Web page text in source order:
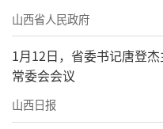
山西省人民政府
1月12日，省委书记唐登
常委会会议
山西日报